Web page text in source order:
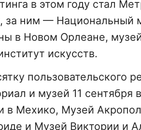
в этом году стал
за ним — Национальный
в Новом Орлеане,
искусств.
пользовательского
и музей 11
в Мехико, Музей
и Музей Виктории и